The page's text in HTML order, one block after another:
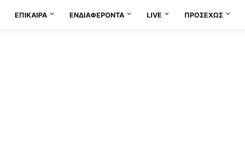
ΕΠΊΚΑΙΡΑ ΕΝΔΙΑΦΈΡΟΝΤΑ LIVE ΠΡΟΣΕΧΩΣ